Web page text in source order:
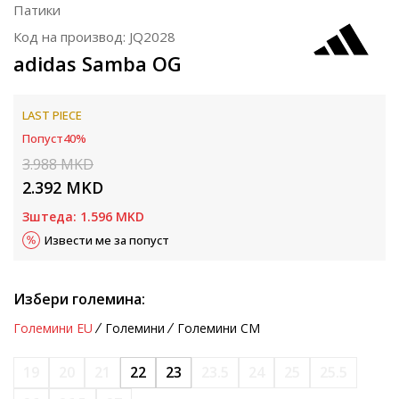
Патики
Код на производ: JQ2028
adidas Samba OG
LAST PIECE
Попуст40%
3.988MKD
2.392 MKD
Зштеда: 1.596 MKD
Извести ме за попуст
Избери големина:
Големини EU Големини Големини CM
22 23